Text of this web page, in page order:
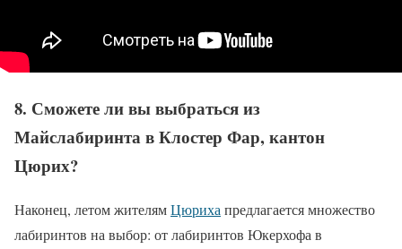
8. Сможете ли вы выбраться из
Майслабиринта в Клостер Фар, кантон
Цюрих?
Наконец, летом жителямЦюриха предлагается множество
лабиринтов на выбор: от лабиринтов Юкерхофа в